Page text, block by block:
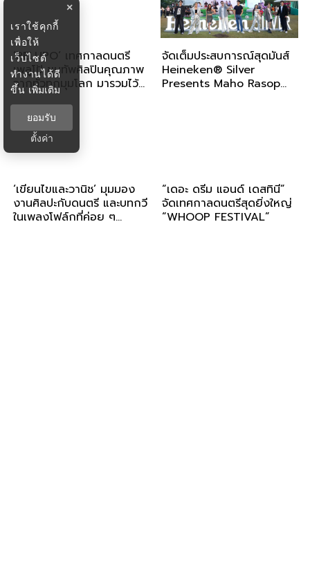
‘PELUPO’ เทศกาลดนตรี
เพลูโป้ ขนทัพศิลปินคุณภาพ
จากทั่วทุกมุมโลก มารวมไว้
ในงานเดียวแบบจัดเต็ม
จัดเต็มประสบการณ์สุดมันส์
Heineken® Silver
Presents Maho Rasop
‘เขียนไขและวานิช’ มุมมอง
งานศิลปะกับดนตรี และบทกวี
ในเพลงโฟล์กที่ค่อย ๆ
“เดอะ ดรีม แอนด์ เดสทินี”
จัดเทศกาลดนตรีสุดยิ่งใหญ่
“WHOOP FESTIVAL”
×
เราใช้คุกกี้
เพื่อให้
เว็บไซต์
ทำงานได้ดี
ขึ้นเพิ่มเติม
ยอมรับ
ตั้งค่า